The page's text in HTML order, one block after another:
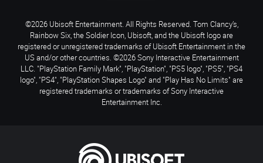
©2026 Ubisoft Entertainment. All Rights Reserved. Tom Clancy’s,
Rainbow Six, the Soldier Icon, Ubisoft, and the Ubisoft logo are
registered or unregistered trademarks of Ubisoft Entertainment in the
US and/or other countries. ©2026 Sony Interactive Entertainment
LLC. "PlayStation Family Mark", "PlayStation", "PS5 logo", "PS5", "PS4
logo", "PS4", "PlayStation Shapes Logo" and "Play Has No Limits" are
registered trademarks or trademarks of Sony Interactive
Entertainment Inc.